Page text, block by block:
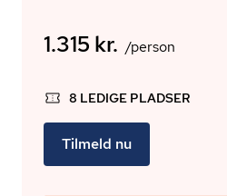
1.315 kr. /person
8 LEDIGE PLADSER
Tilmeld nu